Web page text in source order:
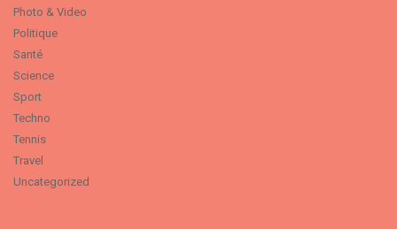
Photo & Video
Politique
Santé
Science
Sport
Techno
Tennis
Travel
Uncategorized